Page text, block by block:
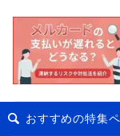
おすすめの特集